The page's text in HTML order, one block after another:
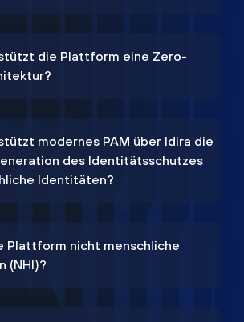
die Plattform eine Zero-
modernes PAM über Idira die
des Identitätsschutzes
Identitäten?
Plattform nicht menschliche
(NHI)?